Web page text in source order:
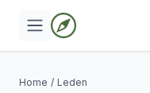
Home / Leden